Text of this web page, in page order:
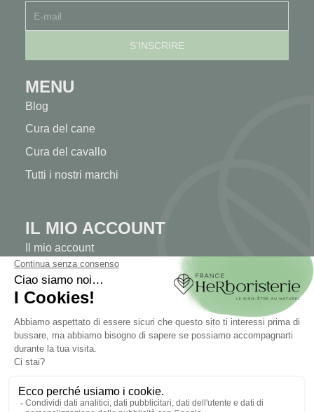
MENU
Blog
Cura del cane
Cura del cavallo
Tutti i nostri marchi
IL MIO ACCOUNT
Il mio account
Autenticazione
Tracciabilità dell'ordine
Crea il tuo account
INFORMAZIONI
Contattaci